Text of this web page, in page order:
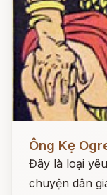
Đọc ngay
Ông Kẹ
Đây là loại
chuyện dân